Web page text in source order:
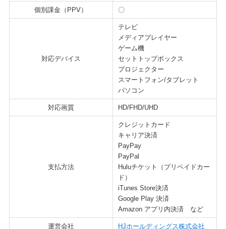
個別課金（PPV） 〇
対応デバイス
テレビ
メディアプレイヤー
ゲーム機
セットトップボックス
プロジェクター
スマートフォン/タブレット
パソコン
対応画質 HD/FHD/UHD
支払方法
クレジットカード
キャリア決済
PayPay
PayPal
Huluチケット（プリペイドカー
ド）
iTunes Store決済
Google Play 決済
Amazon アプリ内決済 など
運営会社 HJホールディングス株式会社